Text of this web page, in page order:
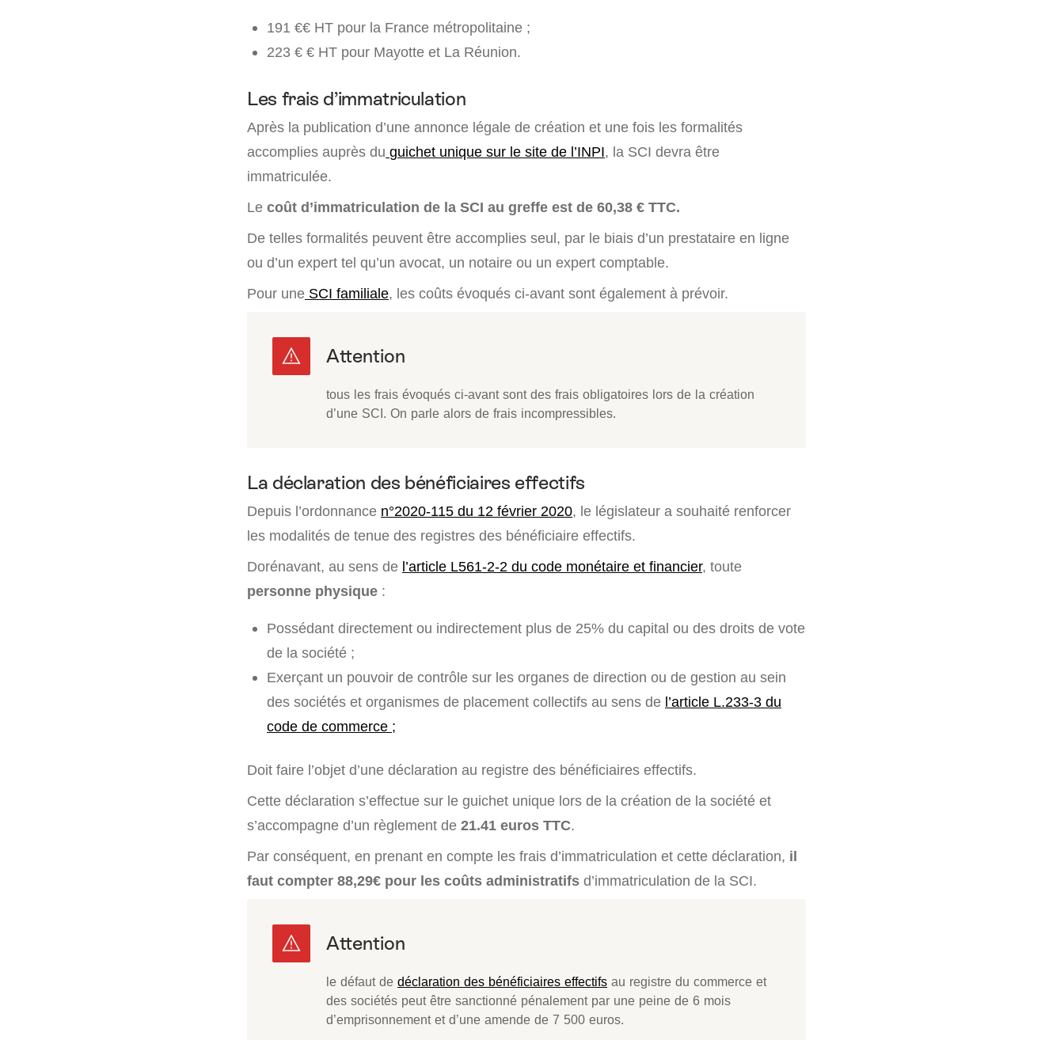
191 €€ HT pour la France métropolitaine ;
223 € € HT pour Mayotte et La Réunion.
Les frais d’immatriculation
Après la publication d’une annonce légale de création et une fois les formalités
accomplies auprès du guichet unique sur le site de l’INPI, la SCI devra être
immatriculée.
Le coût d’immatriculation de la SCI au greffe est de 60,38 € TTC.
De telles formalités peuvent être accomplies seul, par le biais d’un prestataire en ligne
ou d’un expert tel qu’un avocat, un notaire ou un expert comptable.
Pour une SCI familiale, les coûts évoqués ci-avant sont également à prévoir.
tous les frais évoqués ci-avant sont des frais obligatoires lors de la création
d’une SCI. On parle alors de frais incompressibles.
La déclaration des bénéficiaires effectifs
Depuis l’ordonnance n°2020-115 du 12 février 2020, le législateur a souhaité renforcer
les modalités de tenue des registres des bénéficiaire effectifs.
Dorénavant, au sens de l’article L561-2-2 du code monétaire et financier, toute
personne physique :
Possédant directement ou indirectement plus de 25% du capital ou des droits de vote
de la société ;
Exerçant un pouvoir de contrôle sur les organes de direction ou de gestion au sein
des sociétés et organismes de placement collectifs au sens de l’article L.233-3 du
code de commerce ;
Doit faire l’objet d’une déclaration au registre des bénéficiaires effectifs.
Cette déclaration s’effectue sur le guichet unique lors de la création de la société et
s’accompagne d’un règlement de 21.41 euros TTC.
Par conséquent, en prenant en compte les frais d’immatriculation et cette déclaration, il
faut compter 88,29€ pour les coûts administratifs d’immatriculation de la SCI.
le défaut de déclaration des bénéficiaires effectifs au registre du commerce et
des sociétés peut être sanctionné pénalement par une peine de 6 mois
d’emprisonnement et d’une amende de 7 500 euros.